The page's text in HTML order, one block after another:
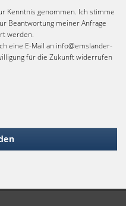
Kenntnis genommen. Ich stimme
Beantwortung meiner Anfrage
werden.
eine E-Mail an info@emslander-
für die Zukunft widerrufen